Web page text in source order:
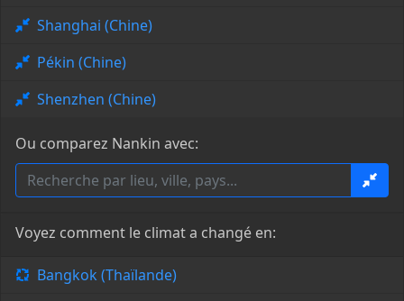
Shanghai (Chine)
Pékin (Chine)
Shenzhen (Chine)
Ou comparez Nankin avec:
Voyez comment le climat a changé en:
Bangkok (Thaïlande)